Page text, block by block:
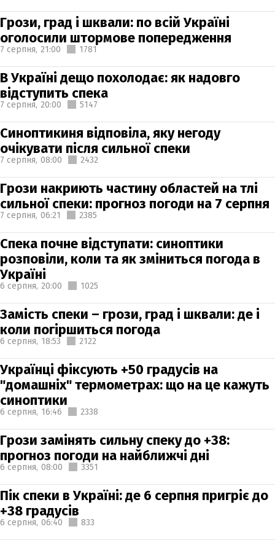
Грози, град і шквали: по всій Україні
оголосили штормове попередження
7 серпня, 21:00 1781
В Україні дещо похолодає: як надовго
відступить спека
7 серпня, 20:00 5147
Синоптикиня відповіла, яку негоду
очікувати після сильної спеки
7 серпня, 08:00 2432
Грози накриють частину областей на тлі
сильної спеки: прогноз погоди на 7 серпня
7 серпня, 06:21 2385
Спека почне відступати: синоптики
розповіли, коли та як зміниться погода в
Україні
6 серпня, 20:00 1025
Замість спеки – грози, град і шквали: де і
коли погіршиться погода
6 серпня, 18:53 2122
Українці фіксують +50 градусів на
"домашніх" термометрах: що на це кажуть
синоптики
6 серпня, 16:46 2338
Грози замінять сильну спеку до +38:
прогноз погоди на найближчі дні
6 серпня, 08:00 3351
Пік спеки в Україні: де 6 серпня пригріє до
+38 градусів
6 серпня, 06:40 833